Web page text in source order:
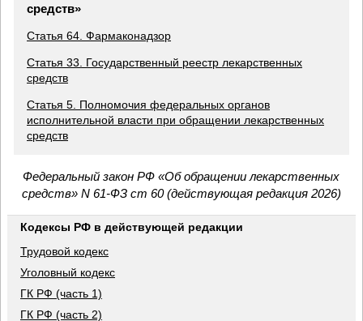
средств»
Статья 64. Фармаконадзор
Статья 33. Государственный реестр лекарственных
средств
Статья 5. Полномочия федеральных органов
исполнительной власти при обращении лекарственных
средств
Федеральный закон РФ «Об обращении лекарственных
средств» N 61-ФЗ ст 60 (действующая редакция 2026)
Кодексы РФ в действующей редакции
Трудовой кодекс
Уголовный кодекс
ГК РФ (часть 1)
ГК РФ (часть 2)